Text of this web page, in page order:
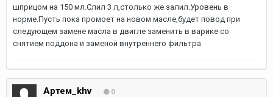
шприцом на 150 мл.Слил 3 л,столько же залил.Уровень в
норме.Пусть пока промоет на новом масле,будет повод при
следующем замене масла в двигле заменить в варике со
снятием поддона и заменой внутреннего фильтра
Артем_khv 0